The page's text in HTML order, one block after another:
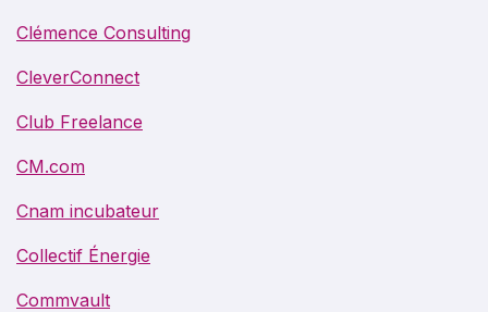
Clémence Consulting
CleverConnect
Club Freelance
CM.com
Cnam incubateur
Collectif Énergie
Commvault